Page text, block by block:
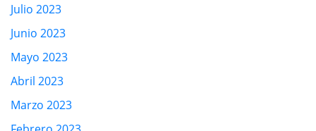
Julio 2023
Junio 2023
Mayo 2023
Abril 2023
Marzo 2023